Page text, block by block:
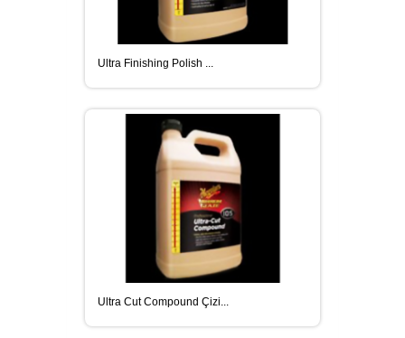
Ultra Finishing Polish ...
Ultra Cut Compound Çizi...